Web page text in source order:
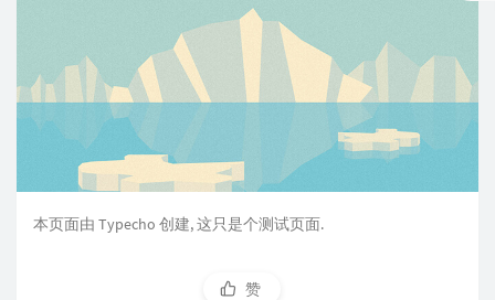
本页面由 Typecho 创建, 这只是个测试页面.
赞